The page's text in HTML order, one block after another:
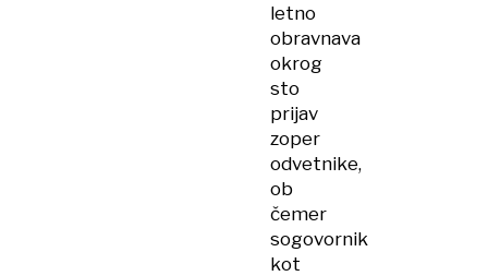
letno
obravnava
okrog
sto
prijav
zoper
odvetnike,
ob
čemer
sogovornik
kot